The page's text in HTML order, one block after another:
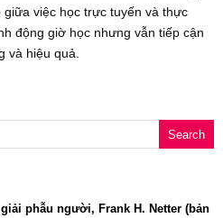
việc học trực tuyến và thực
động giờ học nhưng vẫn tiếp cận
và hiệu quả.
giải phẫu người, Frank H. Netter (bản